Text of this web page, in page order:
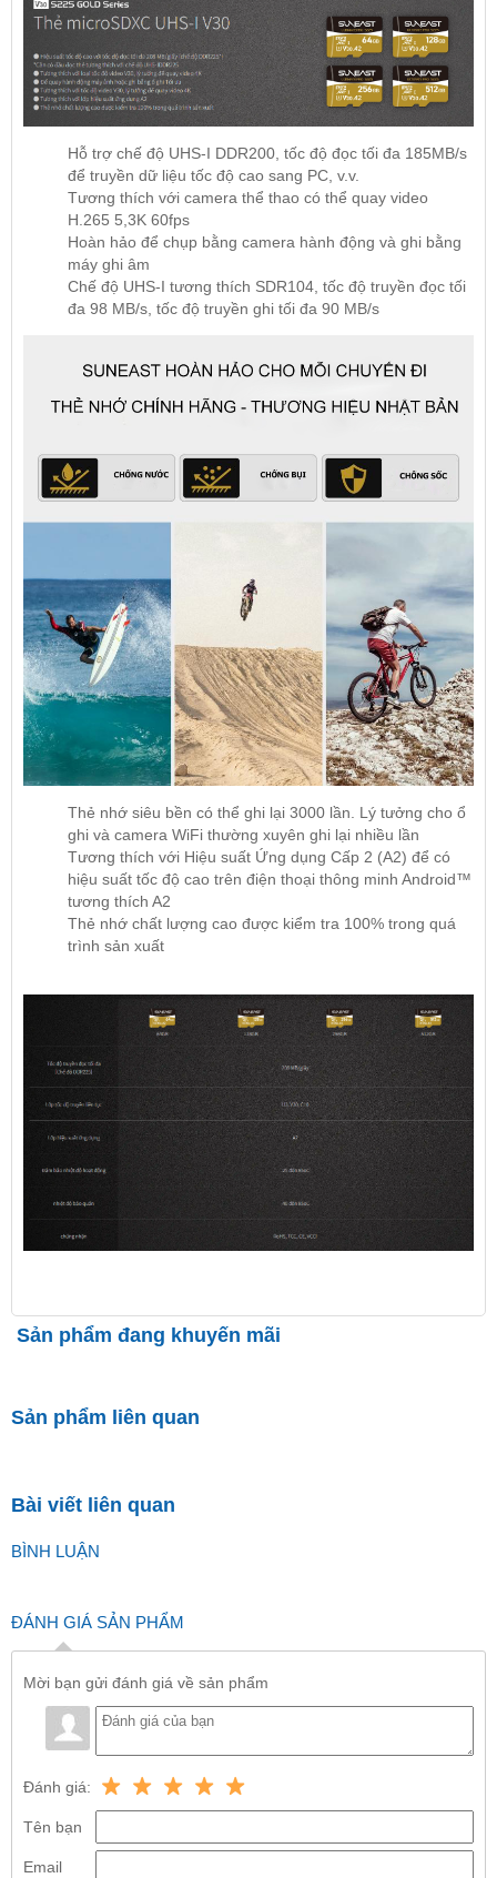
Hỗ trợ chế độ UHS-I DDR200, tốc độ đọc tối đa 185MB/s
để truyền dữ liệu tốc độ cao sang PC, v.v.
Tương thích với camera thể thao có thể quay video
H.265 5,3K 60fps
Hoàn hảo để chụp bằng camera hành động và ghi bằng
máy ghi âm
Chế độ UHS-I tương thích SDR104, tốc độ truyền đọc tối
đa 98 MB/s, tốc độ truyền ghi tối đa 90 MB/s
Thẻ nhớ siêu bền có thể ghi lại 3000 lần. Lý tưởng cho ổ
ghi và camera WiFi thường xuyên ghi lại nhiều lần
Tương thích với Hiệu suất Ứng dụng Cấp 2 (A2) để có
hiệu suất tốc độ cao trên điện thoại thông minh Android™
tương thích A2
Thẻ nhớ chất lượng cao được kiểm tra 100% trong quá
trình sản xuất
Sản phẩm đang khuyến mãi
Sản phẩm liên quan
Bài viết liên quan
BÌNH LUẬN
ĐÁNH GIÁ SẢN PHẨM
Mời bạn gửi đánh giá về sản phẩm
Đánh giá:
Tên bạn
Email